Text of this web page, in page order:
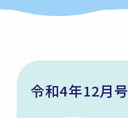
令和4年12月号